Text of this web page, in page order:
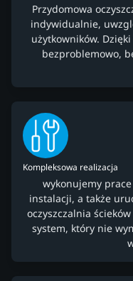
Przydomowa
indywidualnie,
użytkowników.
bezproblemowo,
Kompleksowa realizacja
wykonujemy
instalacji, a także
oczyszczalnia
system, który nie